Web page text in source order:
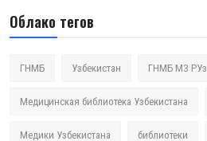
Облако тегов
ГНМБ Узбекистан ГНМБ МЗ РУз
Медицинская библиотека Узбекистана
Медики Узбекистана библиотеки